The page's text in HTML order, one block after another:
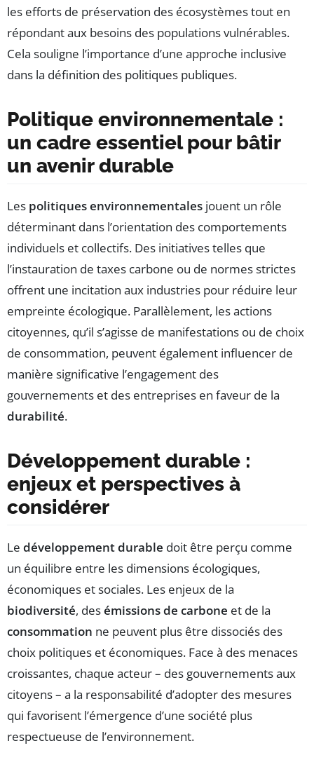
les efforts de préservation des écosystèmes tout en
répondant aux besoins des populations vulnérables.
Cela souligne l’importance d’une approche inclusive
dans la définition des politiques publiques.
Politique environnementale :
un cadre essentiel pour bâtir
un avenir durable
Les politiques environnementales jouent un rôle
déterminant dans l’orientation des comportements
individuels et collectifs. Des initiatives telles que
l’instauration de taxes carbone ou de normes strictes
offrent une incitation aux industries pour réduire leur
empreinte écologique. Parallèlement, les actions
citoyennes, qu’il s’agisse de manifestations ou de choix
de consommation, peuvent également influencer de
manière significative l’engagement des
gouvernements et des entreprises en faveur de la
durabilité.
Développement durable :
enjeux et perspectives à
considérer
Le développement durable doit être perçu comme
un équilibre entre les dimensions écologiques,
économiques et sociales. Les enjeux de la
biodiversité, desémissions de carbone et de la
consommation ne peuvent plus être dissociés des
choix politiques et économiques. Face à des menaces
croissantes, chaque acteur – des gouvernements aux
citoyens – a la responsabilité d’adopter des mesures
qui favorisent l’émergence d’une société plus
respectueuse de l’environnement.